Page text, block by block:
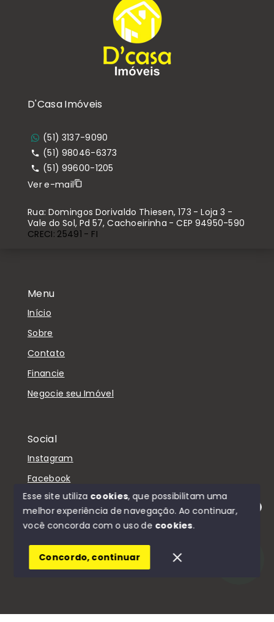
Olá! Estamos disponíveis para te ajudar.
Menu
Início
Sobre
Contato
Financie
Negocie seu Imóvel
Social
Instagram
Facebook
© Copyright 2026 - D'Casa Imóveis - Todos os
SITE PARA IMOBILIARIA
D'Casa Imóveis
(51) 3137-9090
(51) 98046-6373
(51) 99600-1205
Ver e-mail
Rua: Domingos Dorivaldo Thiesen, 173 - Loja 3 -
Vale do Sol, Pd 57, Cachoeirinha - CEP 94950-590
CRECI: 25491 - FI
Esse site utiliza cookies, que possibilitam uma
melhor experiência de navegação.Ao continuar,
você concorda com o uso de cookies.
Concordo, continuar